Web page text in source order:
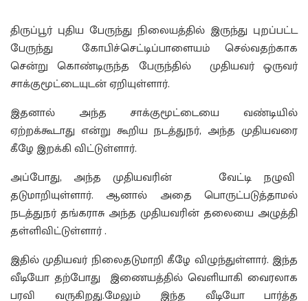
திருப்பூர் புதிய பேருந்து நிலையத்தில் இருந்து புறப்பட்ட
பேருந்து கோபிச்செட்டிப்பாளையம் செல்வதற்காக
சென்று கொண்டிருந்த பேருந்தில் முதியவர் ஒருவர்
சாக்குமூட்டையுடன் ஏறியுள்ளார்.
இதனால் அந்த சாக்குமூட்டையை வண்டியில்
ஏற்றக்கூடாது என்று கூறிய நடத்துநர், அந்த முதியவரை
கீழே இறக்கி விட்டுள்ளார்.
அப்போது, அந்த முதியவரின் வேட்டி நழுவி
தடுமாறியுள்ளார். ஆனால் அதை பொருட்படுத்தாமல்
நடத்துநர் தங்கராசு அந்த முதியவரின் தலையை அழுத்தி
தள்ளிவிட்டுள்ளார் .
இதில் முதியவர் நிலைதடுமாறி கீழே விழுந்துள்ளார். இந்த
வீடியோ தற்போது இணையத்தில் வெளியாகி வைரலாக
பரவி வருகிறது.மேலும் இந்த வீடியோ பார்த்த